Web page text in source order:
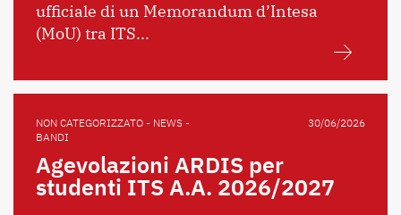
ufficiale di un Memorandum d’Intesa
(MoU) tra ITS...
NON CATEGORIZZATO - NEWS -
BANDI
30/06/2026
Agevolazioni ARDIS per
studenti ITS A.A. 2026/2027